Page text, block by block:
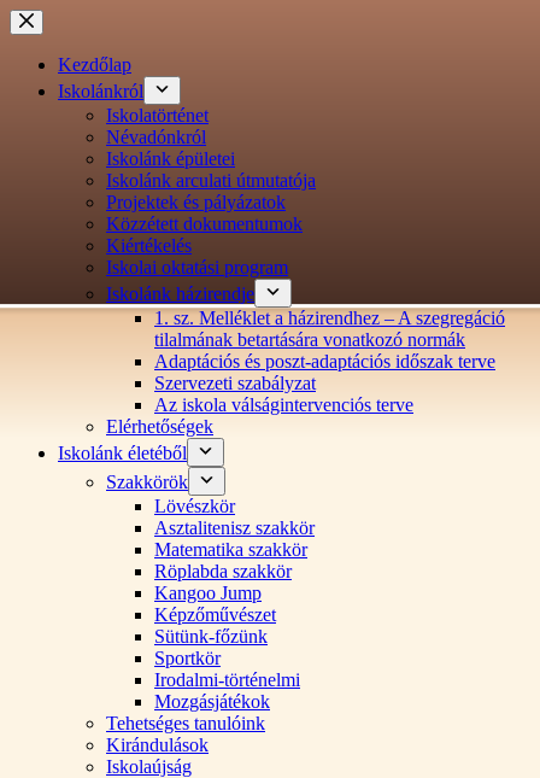
Ugrás
a
tartalomraKezdőlap
Iskolánkról
Iskolatörténet
Névadónkról
Iskolánk épületei
Iskolánk arculati útmutatója
Projektek és pályázatok
Közzétett dokumentumok
Kiértékelés
Iskolai oktatási program
Iskolánk házirendje
1. sz. Melléklet a házirendhez – A szegregáció
tilalmának betartására vonatkozó normák
Adaptációs és poszt-adaptációs időszak terve
Szervezeti szabályzat
Az iskola válságintervenciós terve
Elérhetőségek
Iskolánk életéből
Szakkörök
Lövészkör
Asztalitenisz szakkör
Matematika szakkör
Röplabda szakkör
Kangoo Jump
Képzőművészet
Sütünk-főzünk
Sportkör
Irodalmi-történelmi
Mozgásjátékok
Tehetséges tanulóink
Kirándulások
Iskolaújság